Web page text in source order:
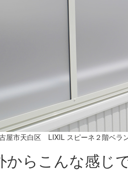
屋市天白区 LIXIL スピーネ２階ベ
からこんな感じ